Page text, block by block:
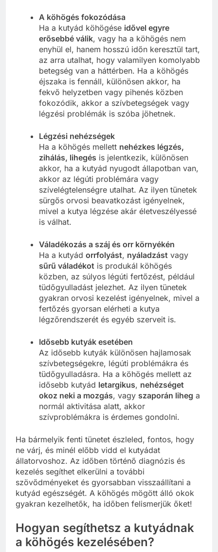
A köhögés fokozódása
Ha a kutyád köhögése idővel egyre
erősebbé válik, vagy ha a köhögés nem
enyhül el, hanem hosszú időn keresztül tart,
az arra utalhat, hogy valamilyen komolyabb
betegség van a háttérben. Ha a köhögés
éjszaka is fennáll, különösen akkor, ha
fekvő helyzetben vagy pihenés közben
fokozódik, akkor a szívbetegségek vagy
légzési problémák is szóba jöhetnek.
Légzési nehézségek
Ha a köhögés mellett nehézkes légzés,
zihálás, lihegés is jelentkezik, különösen
akkor, ha a kutyád nyugodt állapotban van,
akkor az légúti problémára vagy
szívelégtelenségre utalhat. Az ilyen tünetek
sürgős orvosi beavatkozást igényelnek,
mivel a kutya légzése akár életveszélyessé
is válhat.
Váladékozás a száj és orr környékén
Ha a kutyád orrfolyást, nyáladzást vagy
sűrű váladékot is produkál köhögés
közben, az súlyos légúti fertőzést, például
tüdőgyulladást jelezhet. Az ilyen tünetek
gyakran orvosi kezelést igényelnek, mivel a
fertőzés gyorsan elérheti a kutya
légzőrendszerét és egyéb szerveit is.
Idősebb kutyák esetében
Az idősebb kutyák különösen hajlamosak
szívbetegségekre, légúti problémákra és
tüdőgyulladásra. Ha a köhögés mellett az
idősebb kutyád letargikus, nehézséget
okoz neki a mozgás, vagy szaporán liheg a
normál aktivitása alatt, akkor
szívproblémákra is érdemes gondolni.
Ha bármelyik fenti tünetet észleled, fontos, hogy
ne várj, és minél előbb vidd el kutyádat
állatorvoshoz. Az időben történő diagnózis és
kezelés segíthet elkerülni a további
szövődményeket és gyorsabban visszaállítani a
kutyád egészségét. A köhögés mögött álló okok
gyakran kezelhetők, ha időben felismerjük őket!
Hogyan segíthetsz a kutyádnak
a köhögés kezelésében?